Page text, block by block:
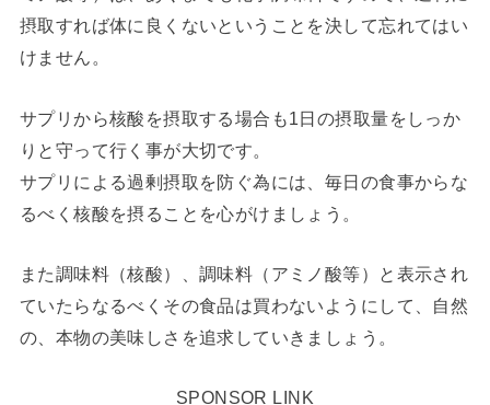
摂取すれば体に良くないということを決して忘れてはい
けません。
サプリから核酸を摂取する場合も1日の摂取量をしっか
りと守って行く事が大切です。
サプリによる過剰摂取を防ぐ為には、毎日の食事からな
るべく核酸を摂ることを心がけましょう。
また調味料（核酸）、調味料（アミノ酸等）と表示され
ていたらなるべくその食品は買わないようにして、自然
の、本物の美味しさを追求していきましょう。
SPONSOR LINK